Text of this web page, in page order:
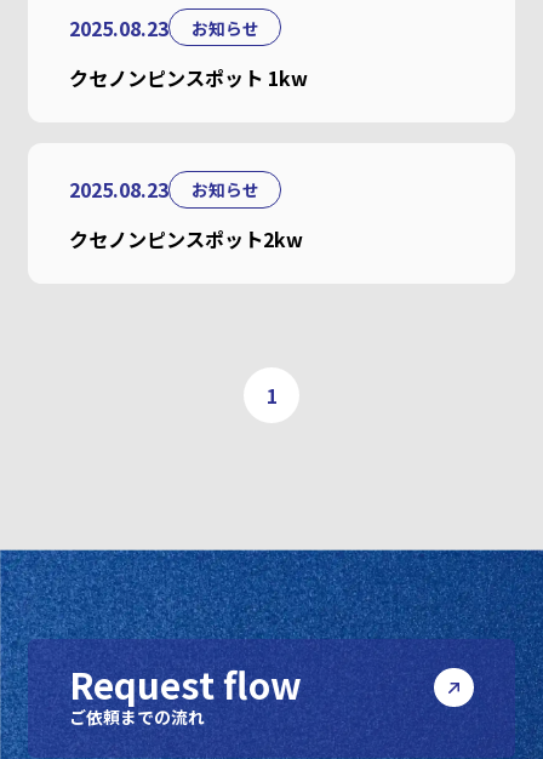
2025.08.23 お知らせ
クセノンピンスポット 1kw
2025.08.23 お知らせ
クセノンピンスポット2kw
1
Request flow
ご依頼までの流れ